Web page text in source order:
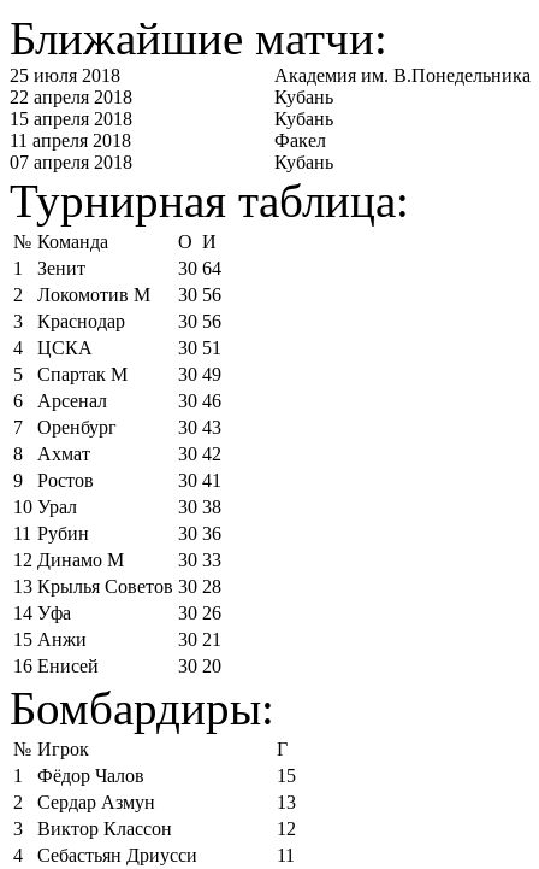
Ближайшие матчи:
25 июля 2018
Академия им. В.Понедельника
22 апреля 2018
Кубань
15 апреля 2018
Кубань
11 апреля 2018
Факел
07 апреля 2018
Кубань
Турнирная таблица:
№ Команда О И
1
Зенит 30 64
2
Локомотив М 30 56
3
Краснодар 30 56
4
ЦСКА 30 51
5
Спартак М 30 49
6
Арсенал 30 46
7
Оренбург 30 43
8
Ахмат 30 42
9
Ростов 30 41
10 Урал 30 38
11 Рубин 30 36
12 Динамо М 30 33
13 Крылья Советов 30 28
14 Уфа 30 26
15 Анжи 30 21
16 Енисей 30 20
Бомбардиры:
№ Игрок
Г
1
Фёдор Чалов
15
2
Сердар Азмун
13
3
Виктор Классон
12
4
Себастьян Дриусси
11